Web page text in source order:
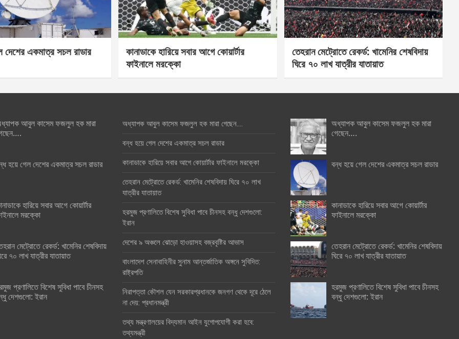
দেশের একমাত্র সচল রাডার
কানাডাকে হারিয়ে সবার আগে কোয়ার্টার
ফাইনালে মরক্কো
তেহরান মেট্রোতে রেকর্ড: খামেনির শেষবিদায়
ঘিরে ৭০ লাখ যাত্রীর যাতায়াত
আবুল কাসেম ফজলুল হক মারা
হয়ে গেল দেশের একমাত্র সচল রাডার
হারিয়ে সবার আগে কোয়ার্টার
মরক্কো
মেট্রোতে রেকর্ড: খামেনির শেষবিদায়
৭০ লাখ যাত্রীর যাতায়াত
প্রণালিতে বিশেষ সুবিধা পাবে চীনসহ
দেশগুলো: ইরান
অধ্যাপক আবুল কাসেম ফজলুল হক মারা গেছেন….
বন্ধ হয়ে গেল দেশের একমাত্র সচল রাডার
কানাডাকে হারিয়ে সবার আগে কোয়ার্টার ফাইনালে মরক্কো
তেহরান মেট্রোতে রেকর্ড: খামেনির শেষবিদায় ঘিরে ৭০ লাখ
যাত্রীর যাতায়াত
হরমুজ প্রণালিতে বিশেষ সুবিধা পাবে চীনসহ বন্ধু দেশগুলো:
ইরান
দেশের ৯ অঞ্চলে ঝোড়ো হাওয়াসহ বজ্রবৃষ্টির আভাস
বাংলাদেশ সেনাবাহিনীর সুনাম আন্তর্জাতিক অঙ্গনে সুবিদিত:
রাষ্ট্রপতি
নিরাপত্তা কৌশল যেন সরকারপ্রধানকে জনগণ থেকে দূরে ঠেলে
না দেয়: প্রধানমন্ত্রী
তথ্য মন্ত্রণালয়ের বিদ্যমান আইন যুগোপযোগী করা হবে:
তথ্যমন্ত্রী
অধ্যাপক আবুল কাসেম ফজলুল হক মারা
গেছেন….
বন্ধ হয়ে গেল দেশের একমাত্র সচল রাডার
কানাডাকে হারিয়ে সবার আগে কোয়ার্টার
ফাইনালে মরক্কো
তেহরান মেট্রোতে রেকর্ড: খামেনির শেষবিদায়
ঘিরে ৭০ লাখ যাত্রীর যাতায়াত
হরমুজ প্রণালিতে বিশেষ সুবিধা পাবে চীনসহ
বন্ধু দেশগুলো: ইরান